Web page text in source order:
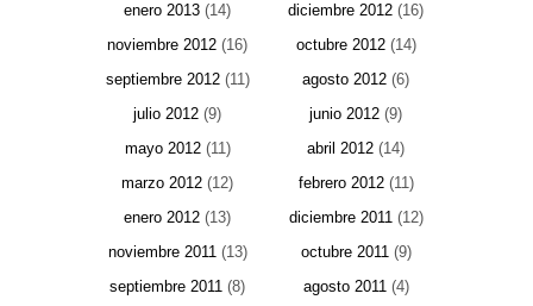
enero 2013 (14) diciembre 2012 (16)
noviembre 2012 (16) octubre 2012(14)
septiembre 2012(11) agosto 2012 (6)
julio 2012 (9) junio 2012 (9)
mayo 2012(11) abril 2012 (14)
marzo 2012 (12) febrero 2012(11)
enero 2012 (13) diciembre 2011(12)
noviembre 2011(13) octubre 2011(9)
septiembre 2011 (8) agosto 2011(4)